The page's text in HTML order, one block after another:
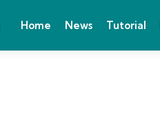
Home News Tutorial